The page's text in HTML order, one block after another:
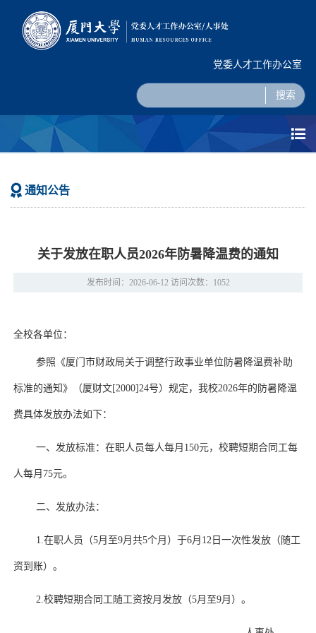
党委人才工作办公室
搜索
通知公告
关于发放在职人员2026年防暑降温费的通知
发布时间：2026-06-12 访问次数： 1052
全校各单位：
参照《厦门市财政局关于调整行政事业单位防暑降温费补助
标准的通知》（厦财文[2000]24号）规定，我校2026年的防暑降温
费具体发放办法如下：
一、发放标准：在职人员每人每月 150元，校聘短期合同工每
人每月 75元。
二、发放办法：
1.在职人员（5月至9月共5个月）于6月 12 日一次性发放（随工
资到账）。
2.校聘短期合同工随工资按月发放（5月至9月）。